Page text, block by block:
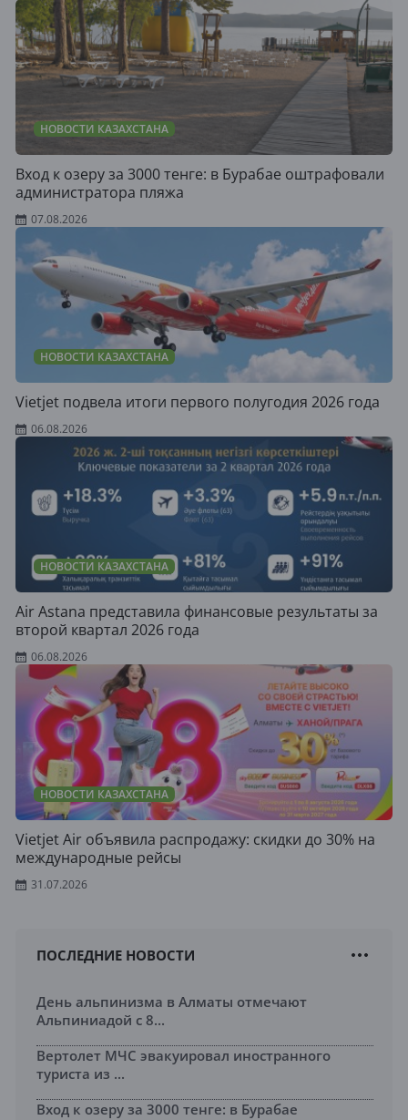
НОВОСТИ КАЗАХСТАНА
Вход к озеру за 3000 тенге: в Бурабае оштрафовали
администратора пляжа
07.08.2026
НОВОСТИ КАЗАХСТАНА
Vietjet подвела итоги первого полугодия 2026 года
06.08.2026
НОВОСТИ КАЗАХСТАНА
Air Astana представила финансовые результаты за
второй квартал 2026 года
06.08.2026
НОВОСТИ КАЗАХСТАНА
Vietjet Air объявила распродажу: скидки до 30% на
международные рейсы
31.07.2026
ПОСЛЕДНИЕ НОВОСТИ
День альпинизма в Алматы отмечают
Альпиниадой с 8...
Вертолет МЧС эвакуировал иностранного
туриста из ...
Вход к озеру за 3000 тенге: в Бурабае